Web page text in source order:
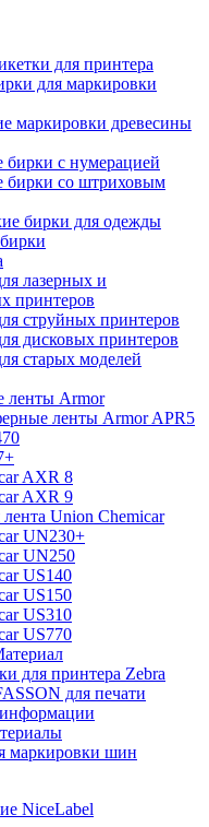
для принтера
для маркировки
маркировки древесины
бирки с нумерацией
бирки со штриховым
бирки для одежды
лазерных и
принтеров
струйных принтеров
дисковых принтеров
старых моделей
ленты Armor
ленты Armor APR5
AXR 8
AXR 9
Union Chemicar
UN230+
UN250
US140
US150
US310
US770
для принтера Zebra
для печати
маркировки шин
NiceLabel